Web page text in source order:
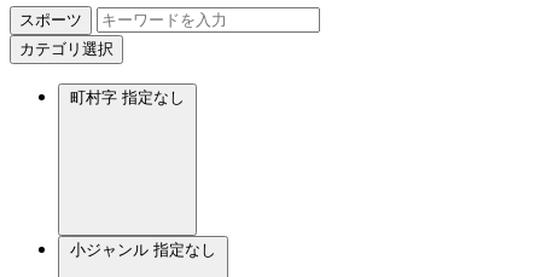
スポーツ
カテゴリ選択
町村字 指定なし
小ジャンル 指定なし